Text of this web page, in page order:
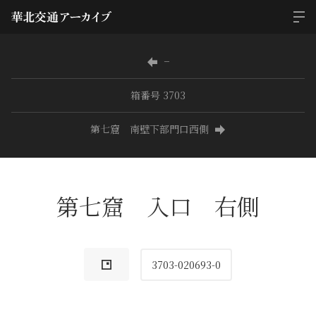
−
箱番号 3703
第七窟 南壁下部門口西側
第七窟 入口 右側
3703-020693-0